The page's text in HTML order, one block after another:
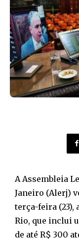
A Assembleia
Janeiro (Alerj)
terça-feira (23),
Rio, que inclui
de até R$ 300